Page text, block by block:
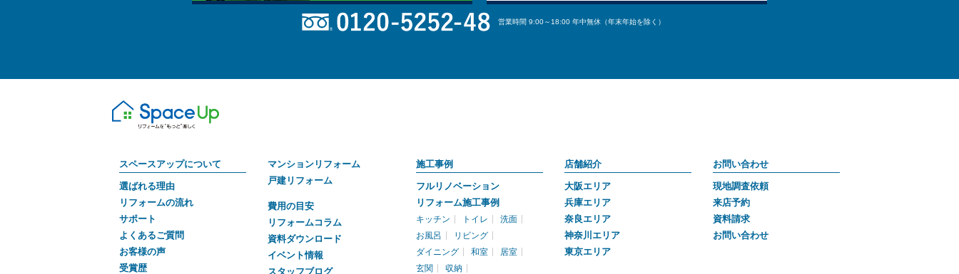
営業時間 9:00～18:00 年中無休（年末年始を除く）
スペースアップについて
選ばれる理由
リフォームの流れ
サポート
よくあるご質問
お客様の声
受賞歴
マンションリフォーム
戸建リフォーム
費用の目安
リフォームコラム
資料ダウンロード
イベント情報
スタッフブログ
施工事例
フルリノベーション
リフォーム施工事例
キッチン トイレ
洗面
お風呂
リビング
ダイニング
和室
居室
玄関
収納
店舗紹介
大阪エリア
兵庫エリア
奈良エリア
神奈川エリア
東京エリア
お問い合わせ
現地調査依頼
来店予約
資料請求
お問い合わせ